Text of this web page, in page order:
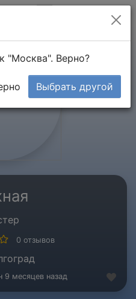
0 отзывов
9 месяцев назад
"Москва". Верно?
Выбрать другой